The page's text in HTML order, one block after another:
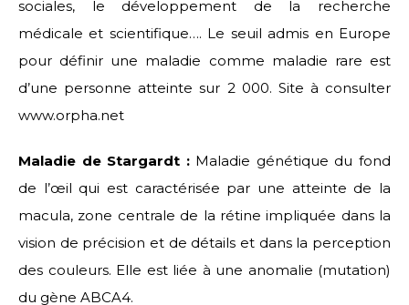
sociales, le développement de la recherche
médicale et scientifique…. Le seuil admis en Europe
pour définir une maladie comme maladie rare est
d’une personne atteinte sur 2 000. Site à consulter
www.orpha.net
Maladie de Stargardt :Maladie génétique du fond
de l’œil qui est caractérisée par une atteinte de la
macula, zone centrale de la rétine impliquée dans la
vision de précision et de détails et dans la perception
des couleurs. Elle est liée à une anomalie (mutation)
du gène ABCA4.